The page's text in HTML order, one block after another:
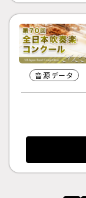
音源データ